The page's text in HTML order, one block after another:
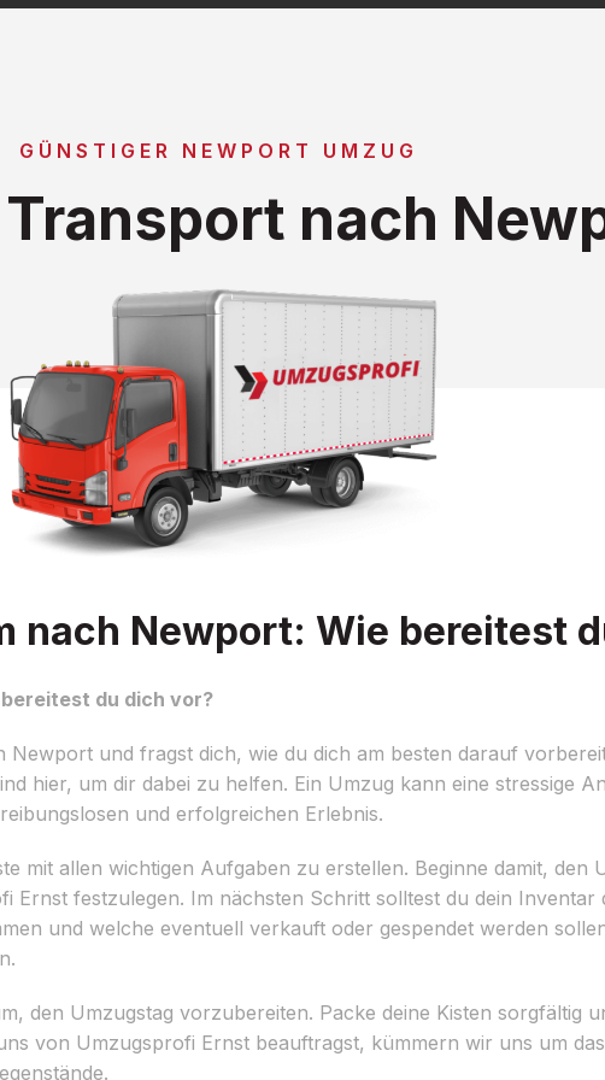
GÜNSTIGER NEWPORT UMZUG
Transport nach
nach Newport: Wie bereitest
du dich vor?
und fragst dich, wie du dich am besten darauf
hier, um dir dabei zu helfen. Ein Umzug kann eine stressige
und erfolgreichen Erlebnis.
mit allen wichtigen Aufgaben zu erstellen. Beginne damit, den
Ernst festzulegen. Im nächsten Schritt solltest du dein Inventar
und welche eventuell verkauft oder gespendet werden
den Umzugstag vorzubereiten. Packe deine Kisten sorgfältig
von Umzugsprofi Ernst beauftragst, kümmern wir uns um